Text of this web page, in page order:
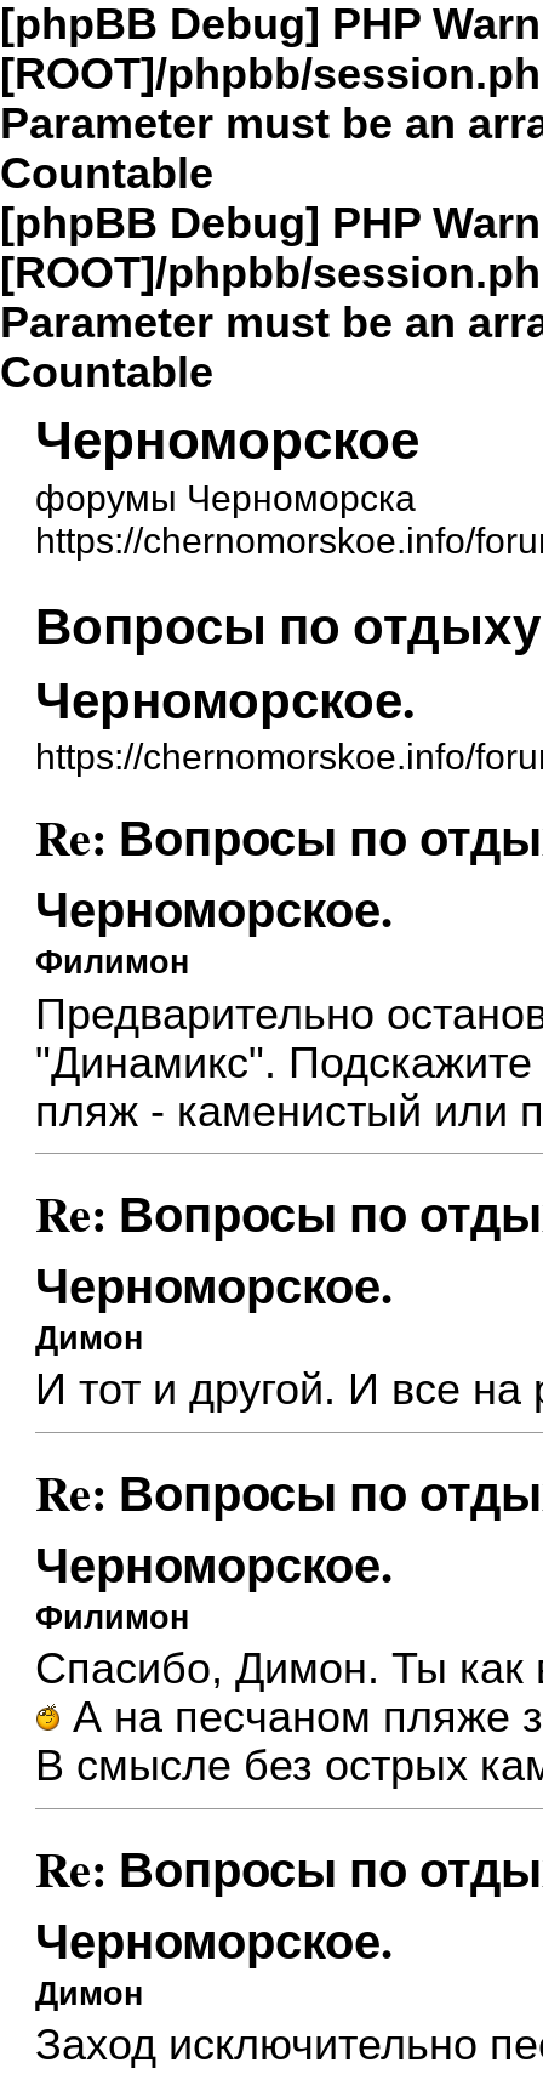
[phpBB Debug] PHP
[ROOT]/phpbb/
Parameter must be an
Countable
[phpBB Debug] PHP
[ROOT]/phpbb/
Parameter must be an
Countable
Черноморское
форумы Черноморска
https://chernomorskoe.info/
Вопросы по
Черноморское.
https://chernomorskoe.info/
Re: Вопросы по
Черноморское.
Филимон
Предварительно
"Динамикс". Подскажите
пляж - каменистый или
Re: Вопросы по
Черноморское.
Димон
И тот и другой. И все
Re: Вопросы по
Черноморское.
Филимон
Спасибо, Димон. Ты как
А на песчаном пляже
В смысле без острых
Re: Вопросы по
Черноморское.
Димон
Заход исключительно